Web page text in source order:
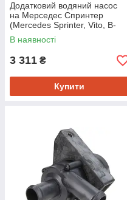
Додатковий водяний насос
на Мерседес Спринтер
(Mercedes Sprinter, Vito, B-
Class W245, W246, C-Class
W202, W203, W204, E-Class
В наявності
3 311 ₴
Купити